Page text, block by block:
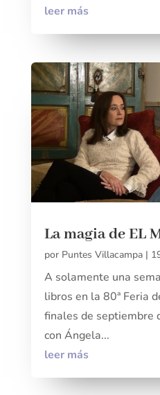
leer más
La magia de EL
por Puntes Villacampa|
A solamente una
libros en la 80ª Feria
finales de septiembre
con Ángela...
leer más